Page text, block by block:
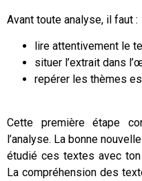
Avant toute analyse, il faut :
lire attentivement le
situer l’extrait dans
repérer les thèmes
Cette première étape
l’analyse. La bonne
étudié ces textes avec
La compréhension des